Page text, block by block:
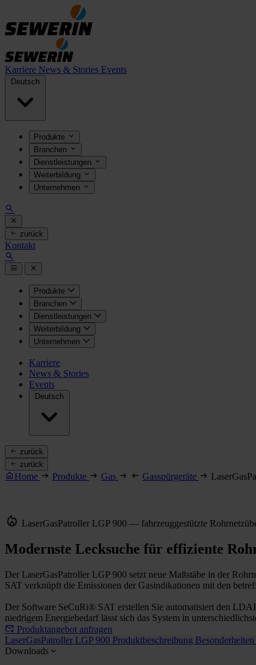
Karriere News & Stories Events
Deutsch
Produkte
Branchen
Dienstleistungen
Weiterbildung
Unternehmen
zurück
Kontakt
Produkte
Branchen
Dienstleistungen
Weiterbildung
Unternehmen
Karriere
News & Stories
Events
Deutsch
zurück
zurück
Home Produkte Gas Gasspürgeräte
LaserGasPatroller LGP 900 — fahrzeuggestützte
Modernste Lecksuche für effiziente
Der LaserGasPatroller LGP 900 setzt neue Maßstäbe in der
SAT verknüpft die Emissionen der Gasindikationen mit den
Der Software SeCuRi® SAT erstellen Sie automatisiert den
niedrigem Energiebedarf lässt sich das System in
Produktangebot anfragen
LaserGasPatroller LGP 900 Produktbeschreibung Besonderheiten
Downloads